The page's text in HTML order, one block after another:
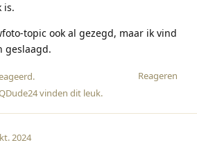
is.
topic ook al gezegd, maar ik vind
geslaagd.
Reageren
.
vinden dit leuk.
2024